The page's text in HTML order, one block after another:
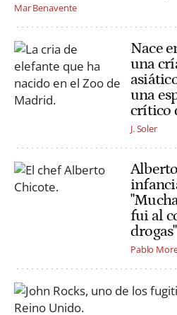
Mar Benavente
Nace
una
una
crítico
J. Soler
fui al
drogas"
Pablo